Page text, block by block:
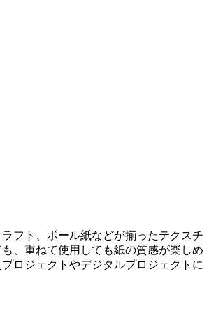
フト、ボール紙などが揃ったテクスチ
、重ねて使用しても紙の質感が楽しめ
ロジェクトやデジタルプロジェクトに